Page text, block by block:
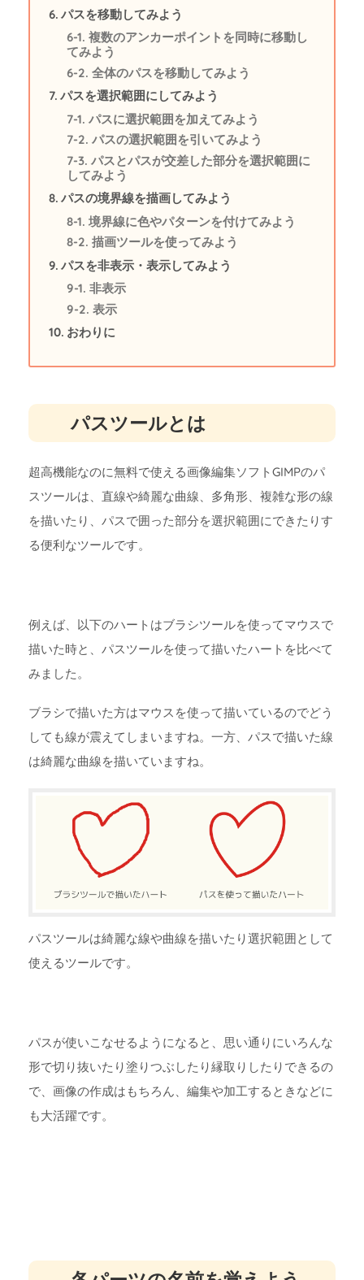
パスを移動してみよう
複数のアンカーポイントを同時に移動し
てみよう
全体のパスを移動してみよう
パスを選択範囲にしてみよう
パスに選択範囲を加えてみよう
パスの選択範囲を引いてみよう
パスとパスが交差した部分を選択範囲に
してみよう
パスの境界線を描画してみよう
境界線に色やパターンを付けてみよう
描画ツールを使ってみよう
パスを非表示・表示してみよう
非表示
表示
おわりに
パスツールとは
超高機能なのに無料で使える画像編集ソフトGIMPのパ
スツールは、直線や綺麗な曲線、多角形、複雑な形の線
を描いたり、パスで囲った部分を選択範囲にできたりす
る便利なツールです。
例えば、以下のハートはブラシツールを使ってマウスで
描いた時と、パスツールを使って描いたハートを比べて
みました。
ブラシで描いた方はマウスを使って描いているのでどう
しても線が震えてしまいますね。一方、パスで描いた線
は綺麗な曲線を描いていますね。
パスツールは綺麗な線や曲線を描いたり選択範囲として
使えるツールです。
パスが使いこなせるようになると、思い通りにいろんな
形で切り抜いたり塗りつぶしたり縁取りしたりできるの
で、画像の作成はもちろん、編集や加工するときなどに
も大活躍です。